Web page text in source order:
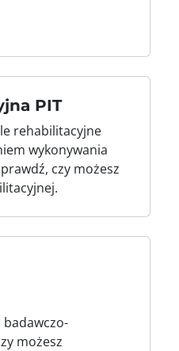
PIT
rehabilitacyjne
wykonywania
czy możesz
badawczo-
możesz